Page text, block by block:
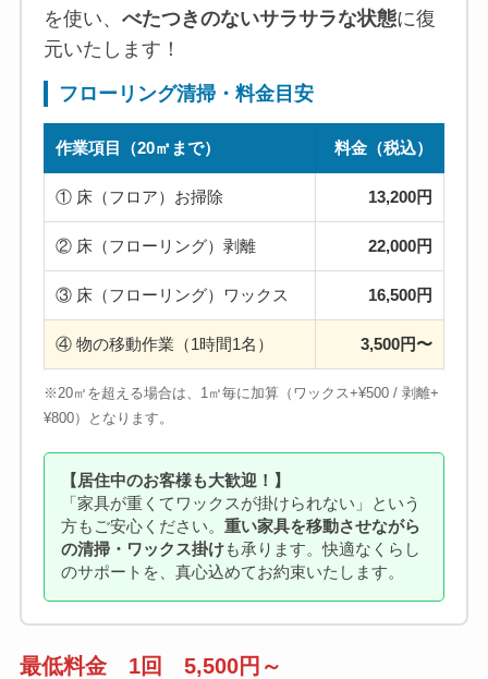
を使い、 べたつきのないサラサラな状態に復
元いたします！
フローリング清掃・料金目安
作業項目（20㎡まで） 料金（税込）
① 床（フロア）お掃除 13,200円
② 床（フローリング）剥離 22,000円
③ 床（フローリング）ワックス 16,500円
④ 物の移動作業（1時間1名） 3,500円〜
※20㎡を超える場合は、1㎡毎に加算（ワックス+¥500 / 剥離+
¥800）となります。
【居住中のお客様も大歓迎！】
「家具が重くてワックスが掛けられない」という
方もご安心ください。 重い家具を移動させながら
の清掃・ワックス掛けも承ります。快適なくらし
のサポートを、真心込めてお約束いたします。
最低料金 1回 5,500円～